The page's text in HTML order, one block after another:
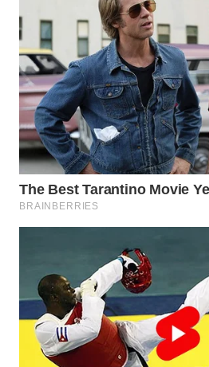
Media
Group
WAHANA
NEWS
WAHANA
TANI
WAHANA
ADVOKAT
INFRASTRUKTUR
WAHANA
KONSUMEN
WAHANA